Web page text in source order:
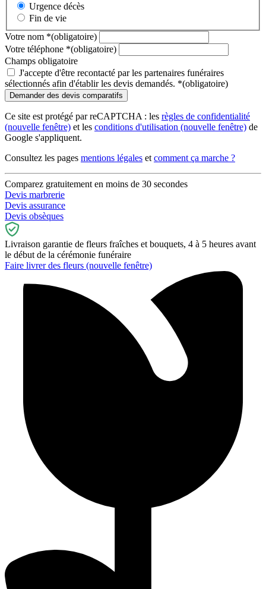
Urgence décès
Fin de vie
Votre nom *(obligatoire)
Votre téléphone *(obligatoire)
Champs obligatoire
J'accepte d'être recontacté par les partenaires funéraires
sélectionnés afin d'établir les devis demandés. *(obligatoire)
Ce site est protégé par reCAPTCHA : les règles de confidentialité
(nouvelle fenêtre) et les conditions d'utilisation (nouvelle fenêtre) de
Google s'appliquent.
Consultez les pages mentions légales et comment ça marche ?
Comparez gratuitement en moins de 30 secondes
Devis marbrerie
Devis assurance
Devis obsèques
Livraison garantie de fleurs fraîches et bouquets, 4 à 5 heures avant
le début de la cérémonie funéraire
Faire livrer des fleurs (nouvelle fenêtre)